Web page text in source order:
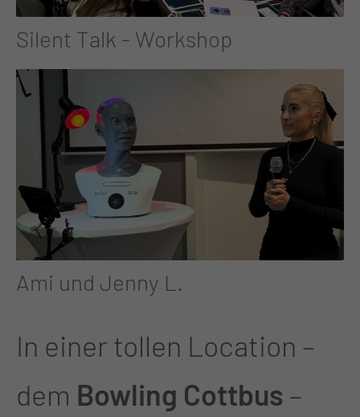
Silent Talk - Workshop
Ami und Jenny L.
In einer tollen Location –
dem Bowling Cottbus –